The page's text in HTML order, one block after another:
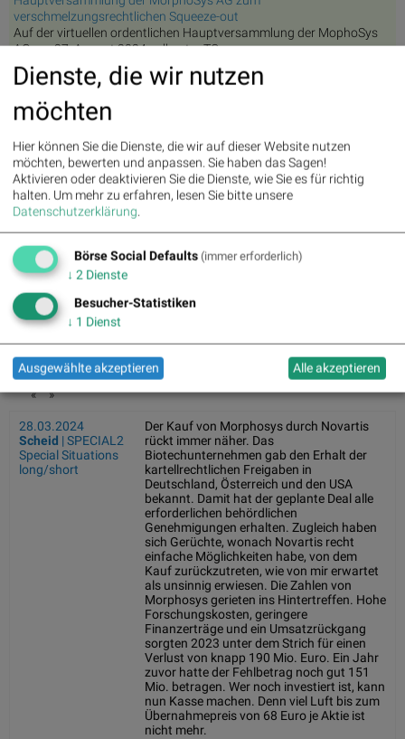
verschmelzungsrechtlichen Squeeze-out
Auf der virtuellen ordentlichen Hauptversammlung der MophoSys
AG am 27. August 2024 soll unter TO...
MorphoSys AG: Veröffentlichung gemäß § 40 Abs. 1 WpHG
mit dem Ziel der europaweiten Verbreitung
Mitteilung gemäß § 43 Abs. 1 WpHGAm 20. Juni 2024 hat die
Novartis AG der MorphoSys AG gemäß §§ 3...
MorphoSys Aktie: Delisting angekündigt
– MorphoSys zieht sich freiwillig vom Nasdaq Global Market zurück.
– Novartis plant eine…Der Beit...
MorphoSys AG: MorphoSys kündigt freiwilliges Delisting vom
Nasdaq Global Market an
MorphoSys AG (FSE: MOR; NASDAQ: MO...
MorphoSys AG: Barabfindung im Rahmen des
verschmelzungsrechtlichen Squeeze-Outs auf EUR 68,00 fes...
Veröffentlichung einer Insiderinformation gemäß Artikel 17 Abs. 1
der Verordnung (EU) Nr. 596/201...
Social Trading Kommentare
« »
28.03.2024
Scheid | SPECIAL2
Special Situations
long/short
Der Kauf von Morphosys durch Novartis
rückt immer näher. Das
Biotechunternehmen gab den Erhalt der
kartellrechtlichen Freigaben in
Deutschland, Österreich und den USA
bekannt. Damit hat der geplante Deal alle
erforderlichen behördlichen
Genehmigungen erhalten. Zugleich haben
sich Gerüchte, wonach Novartis recht
einfache Möglichkeiten habe, von dem
Kauf zurückzutreten, wie von mir erwartet
als unsinnig erwiesen. Die Zahlen von
Morphosys gerieten ins Hintertreffen. Hohe
Forschungskosten, geringere
Finanzerträge und ein Umsatzrückgang
sorgten 2023 unter dem Strich für einen
Verlust von knapp 190 Mio. Euro. Ein Jahr
zuvor hatte der Fehlbetrag noch gut 151
Mio. betragen. Wer noch investiert ist, kann
nun Kasse machen. Denn viel Luft bis zum
Übernahmepreis von 68 Euro je Aktie ist
nicht mehr.
Dienste, die wir nutzen
möchten
Hier können Sie die Dienste, die wir auf dieser Website nutzen
möchten, bewerten und anpassen. Sie haben das Sagen!
Aktivieren oder deaktivieren Sie die Dienste, wie Sie es für richtig
halten. Um mehr zu erfahren, lesen Sie bitte unsere
Datenschutzerklärung.
Börse Social Defaults (immer erforderlich)
↓ 2 Dienste
Besucher-Statistiken
↓ 1 Dienst
Ausgewählte akzeptieren Alle akzeptieren